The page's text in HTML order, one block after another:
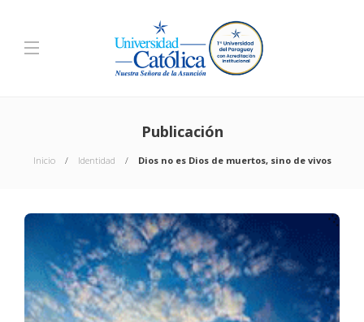
Publicación
Inicio Identidad Dios no es Dios de muertos, sino de vivos